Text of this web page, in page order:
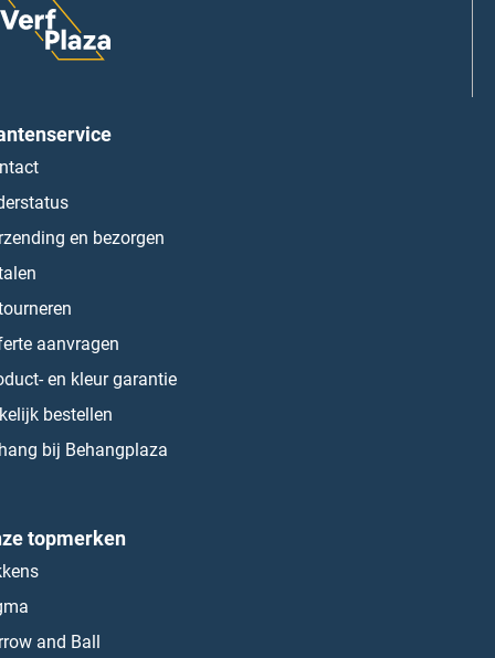
en bezorgen
aanvragen
en kleur garantie
bestellen
bij Behangplaza
topmerken
and Ball